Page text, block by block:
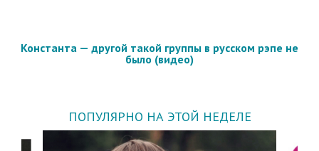
Константа — другой такой группы в русском рэпе не
было (видео)
ПОПУЛЯРНО НА ЭТОЙ НЕДЕЛЕ